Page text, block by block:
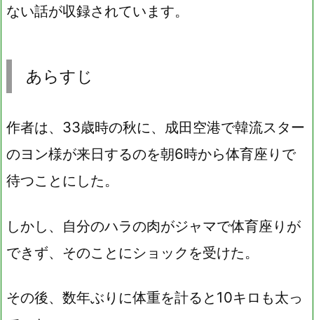
ない話が収録されています。
あらすじ
作者は、33歳時の秋に、成田空港で韓流スター
のヨン様が来日するのを朝6時から体育座りで
待つことにした。
しかし、自分のハラの肉がジャマで体育座りが
できず、そのことにショックを受けた。
その後、数年ぶりに体重を計ると10キロも太っ